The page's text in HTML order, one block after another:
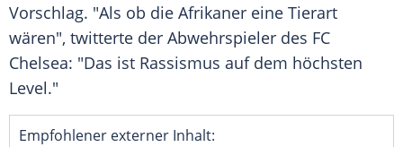
Vorschlag. "Als ob die Afrikaner eine Tierart
wären", twitterte der Abwehrspieler des FC
Chelsea: "Das ist Rassismus auf dem höchsten
Level."
Empfohlener externer Inhalt: